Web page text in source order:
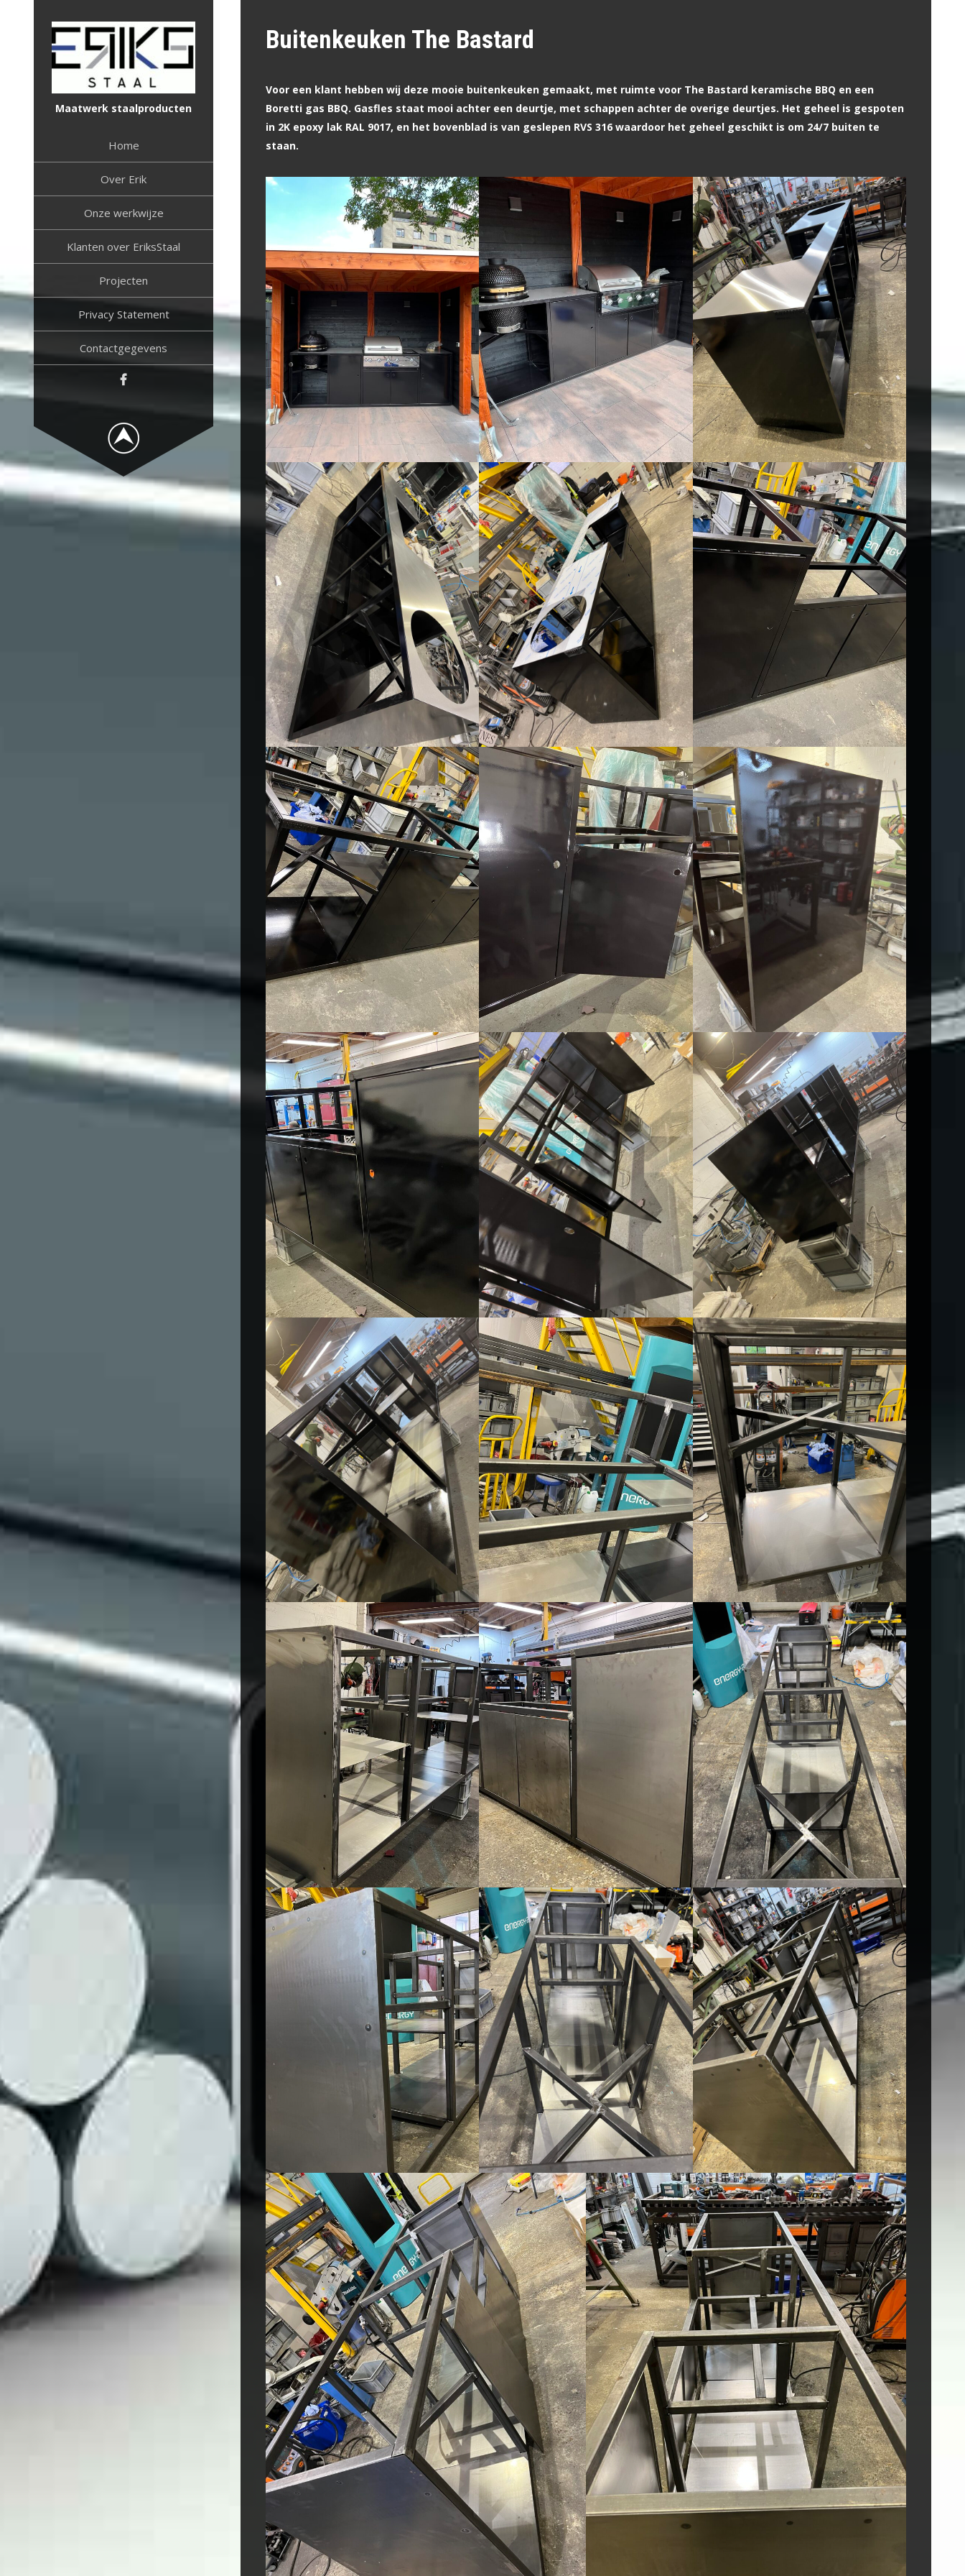
Maatwerk staalproducten
Home
Over Erik
Onze werkwijze
Klanten over EriksStaal
Projecten
Privacy Statement
Contactgegevens
Buitenkeuken The Bastard
Voor een klant hebben wij deze mooie buitenkeuken gemaakt, met ruimte voor The Bastard keramische BBQ en een
Boretti gas BBQ. Gasfles staat mooi achter een deurtje, met schappen achter de overige deurtjes. Het geheel is gespoten
in 2K epoxy lak RAL 9017, en het bovenblad is van geslepen RVS 316 waardoor het geheel geschikt is om 24/7 buiten te
staan.